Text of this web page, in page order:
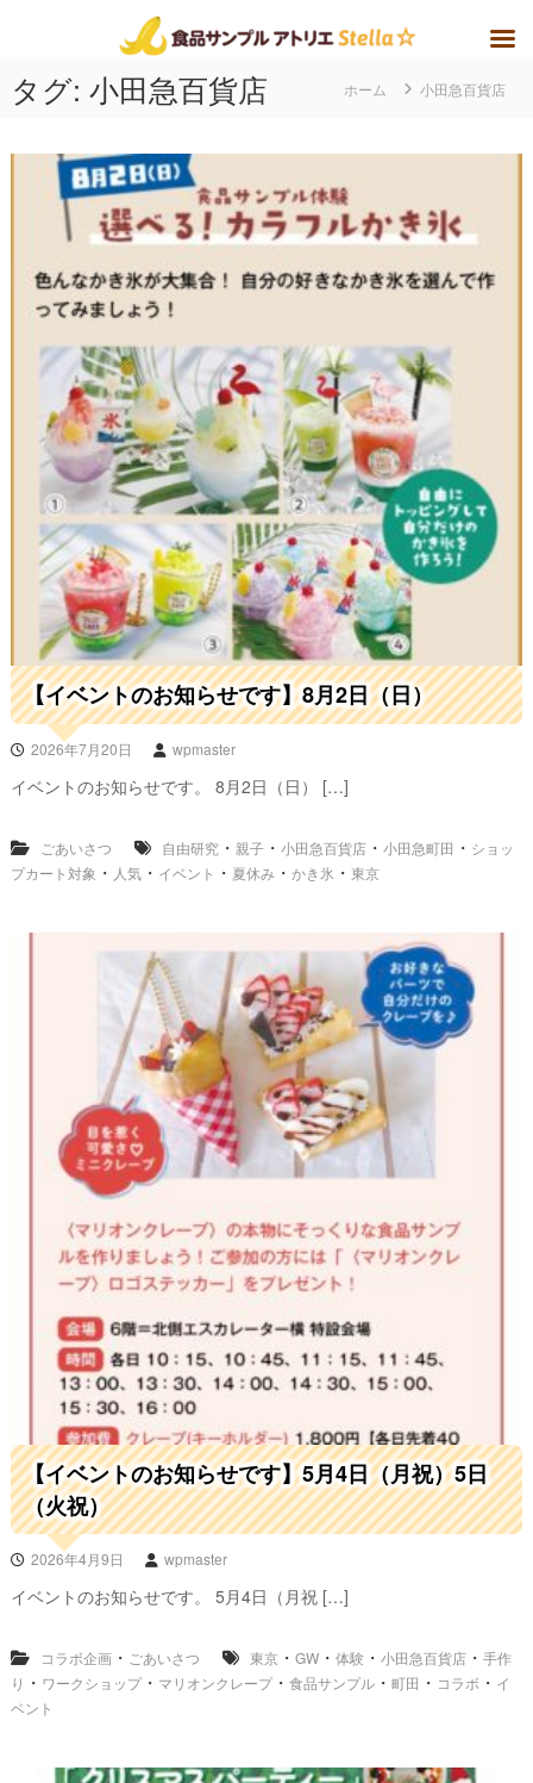
ンタグ: 小田急百貨店 ホーム 小田急百貨店
【イベントのお知らせです】8月2日（日）
2026年7月20日 wpmaster
イベントのお知らせです。 8月2日（日） […]
ごあいさつ 自由研究・ 親子・ 小田急百貨店・ 小田急町田 ・ ショッ
プカート対象 ・ 人気・ イベント ・ 夏休み・ かき氷 ・ 東京
【イベントのお知らせです】5月4日（月祝）5日
（火祝）
2026年4月9日 wpmaster
イベントのお知らせです。 5月4日（月祝 […]
コラボ企画・ ごあいさつ 東京・ GW・ 体験 ・ 小田急百貨店・ 手作
り ・ ワークショップ・ マリオンクレープ・ 食品サンプル・ 町田 ・ コラボ ・ イ
ベント